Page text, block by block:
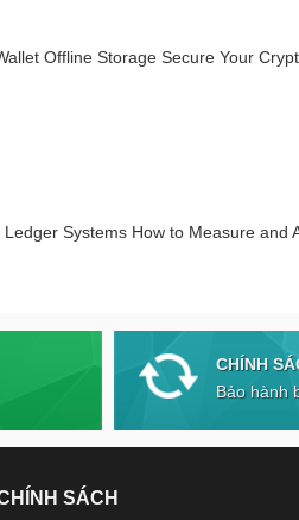
Offline Storage Secure Your
Systems How to Measure and
CHÍNH
Bảo hành
SÁCH